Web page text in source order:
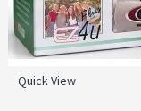
Quick View